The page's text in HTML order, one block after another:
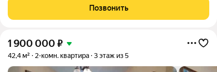
хочется дышать полной грудью? Эта квартира не просто
метры, это холст для вашей
Позвонить
1 900 000 ₽
42,4 м² 2-комн. квартира 3 этаж из 5